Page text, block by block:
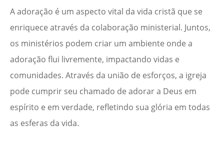
A adoração é um aspecto vital da vida cristã que se
enriquece através da colaboração ministerial. Juntos,
os ministérios podem criar um ambiente onde a
adoração flui livremente, impactando vidas e
comunidades. Através da união de esforços, a igreja
pode cumprir seu chamado de adorar a Deus em
espírito e em verdade, refletindo sua glória em todas
as esferas da vida.